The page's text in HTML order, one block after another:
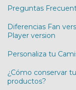
Preguntas
Diferencias Fan
Player version
Personaliza tu
¿Cómo conservar
productos?